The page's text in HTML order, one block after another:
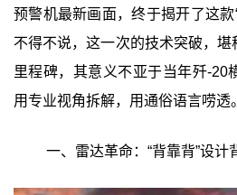
预警机最新画面，终于揭开了这款
不得不说，这一次的技术突破，
里程碑，其意义不亚于当年歼-20
用专业视角拆解，用通俗语言唠透。
一、雷达革命：“背靠背”设计